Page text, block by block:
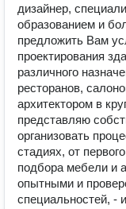
дизайнер,
образованием и
предложить Вам
проектирования
различного
ресторанов,
архитектором в
представляю
организовать
стадиях, от
подбора мебели и
опытными и
специальностей, -